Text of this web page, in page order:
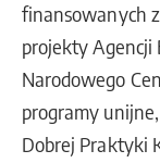
finansowanych
projekty Agencji
Narodowego
programy
Dobrej Praktyki